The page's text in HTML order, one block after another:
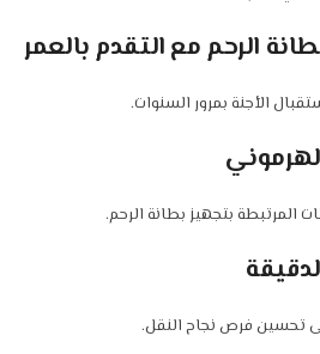
الرحم مع التقدم بالعمر
الأجنة بمرور السنوات.
المرتبطة بتجهيز بطانة الرحم.
تحسين فرص نجاح النقل.